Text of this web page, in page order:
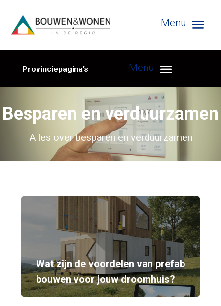
Provinciepagina’s
Besparen en verduurzamen
Alles over besparen en verduurzamen
Wat zijn de voordelen van prefab
bouwen voor jouw droomhuis?